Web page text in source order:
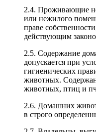
2.4. Проживающие
или нежилого
праве
действующим
2.5. Содержание
допускается при
гигиенических
животных.
животных, птиц и
2.6. Домашних
в строго